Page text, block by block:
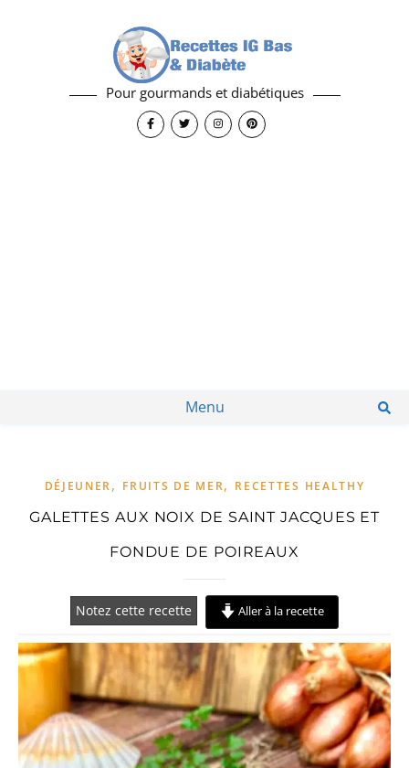
Pour gourmands et diabétiques
Menu
DÉJEUNER, FRUITS DE MER, RECETTES HEALTHY
GALETTES AUX NOIX DE SAINT JACQUES ET
FONDUE DE POIREAUX
Notez cette recette Aller à la recette